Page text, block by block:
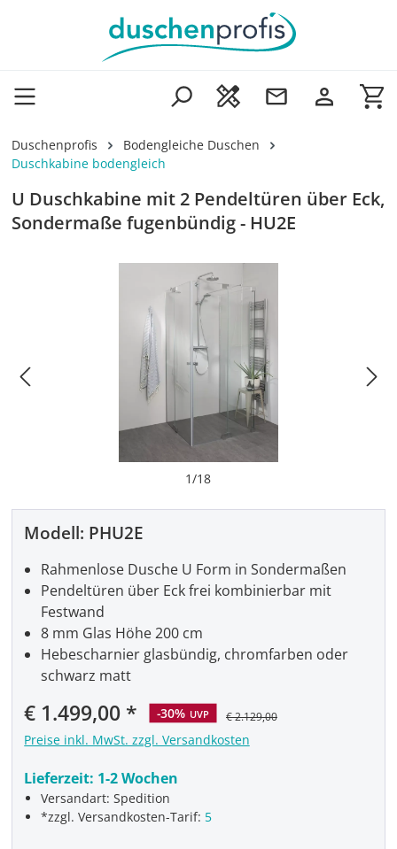
Zum Hauptinhalt springen
Duschenprofis
Bodengleiche Duschen
Duschkabine bodengleich
U Duschkabine mit 2 Pendeltüren über Eck,
Sondermaße fugenbündig - HU2E
1/18
Modell: PHU2E
Verkaufspreis:
€ 1.499,00 -30% UVP € 2.129,00
Preise inkl. MwSt. zzgl. Versandkosten
Lieferzeit: 1-2 Wochen
Versandart: Spedition
*zzgl. Versandkosten-Tarif: 5
Rahmenlose Dusche U Form in Sondermaßen
Pendeltüren über Eck frei kombinierbar mit
Festwand
8 mm Glas Höhe 200 cm
Hebescharnier glasbündig, chromfarben oder
schwarz matt